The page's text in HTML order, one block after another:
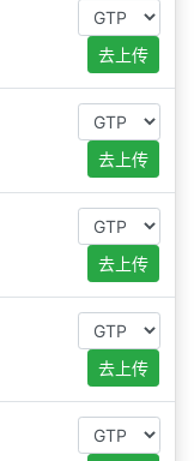
去上传
去上传
去上传
去上传